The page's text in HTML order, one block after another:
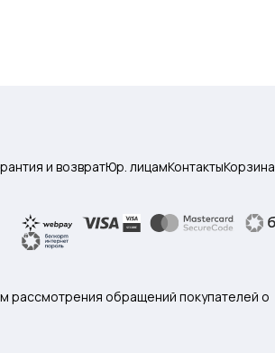
и возвратЮр. лицамКонтактыКорзина
рассмотрения обращений покупателей о